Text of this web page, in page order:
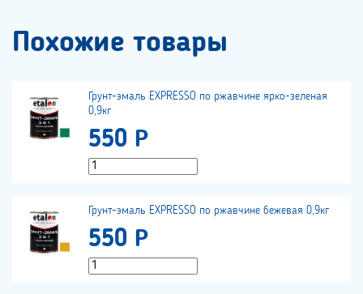
Похожие товары
Грунт-эмаль EXPRESSO по ржавчине ярко-зеленая
0,9кг
550 Р
Грунт-эмаль EXPRESSO по ржавчине бежевая 0,9кг
550 Р